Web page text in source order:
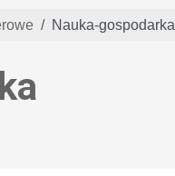
Nauka-gospodarka